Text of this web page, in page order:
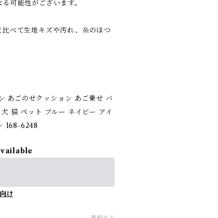
可能性がございます。
べて生地キズや汚れ、糸のほつ
あごのせクッション あご乗せ バ
猫 ペット ブルー ネイビー アイ
168-6248
け